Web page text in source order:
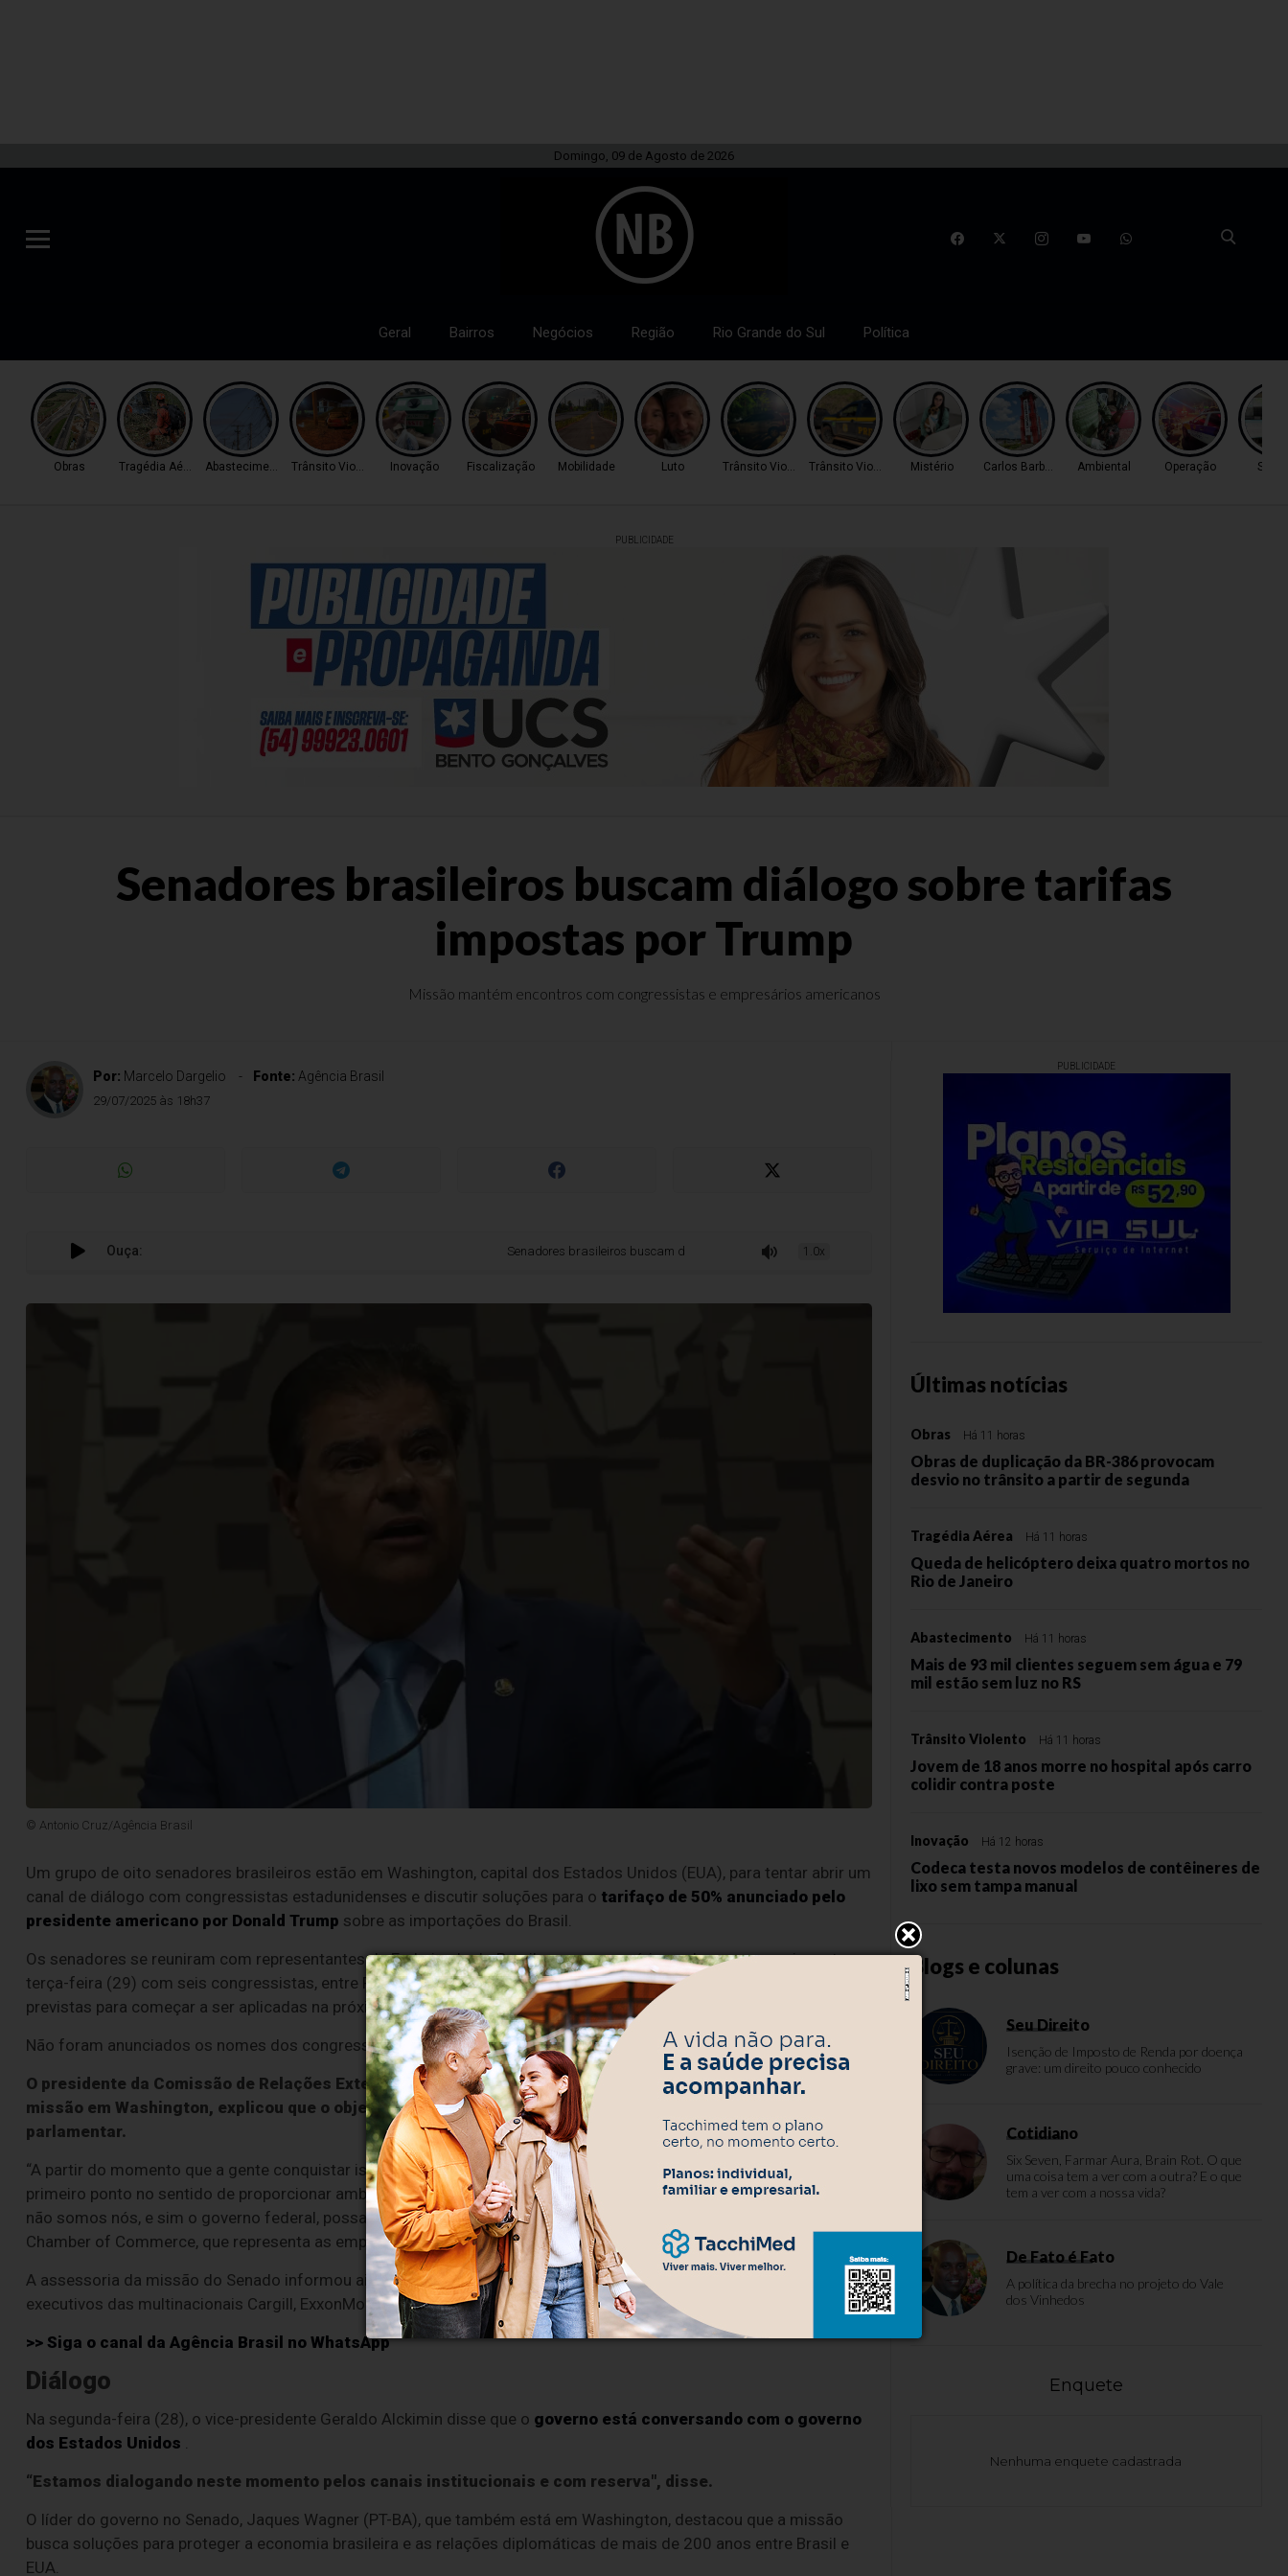
Domingo, 09 de Agosto de 2026
Geral Bairros Negócios Região Rio Grande do Sul Política
Obras Tragédia Aérea Abastecimento Trânsito Violento Inovação Fiscalização Mobilidade Luto Trânsito ViolentoTrânsito Violento Mistério Carlos Barbosa Ambiental Operação
PUBLICIDADE
Senadores brasileiros buscam diálogo sobre tarifas
impostas por Trump
Missão mantém encontros com congressistas e empresários americanos
Por: Marcelo Dargelio Fonte: Agência Brasil
29/07/2025 às 18h37
Ouça: Senadores brasileiros buscam diálogo sobre tarifas impostas por Trump
1.0x
© Antonio Cruz/Agência Brasil
Um grupo de oito senadores brasileiros estão em Washington, capital dos Estados Unidos (EUA), para tentar abrir um
canal de diálogo com congressistas estadunidenses e discutir soluções para o tarifaço de 50% anunciado pelo
presidente americano por Donald Trump sobre as importações do Brasil.
Os senadores se reuniram com representantes da Embaixada do Brasil, com empresários e devem se reunir nesta
terça-feira (29) com seis congressistas, entre Republicanos e Democratas, para discutir soluções para as tarifas,
previstas para começar a ser aplicadas na próxima sexta-feira (1º).
Não foram anunciados os nomes dos congressistas que vão receber os senadores brasileiros.
O presidente da Comissão de Relações Exteriores do Senado, Nelsinho Trad (PSD-MS) (Foto), que lidera a
missão em Washington, explicou que o objetivo é “distensionar” a relação com os Estados Unidos no âmbito
parlamentar.
“A partir do momento que a gente conquistar isso [o distensionamento], eu penso que a missão já vai ter o seu
primeiro ponto no sentido de proporcionar ambiente e caminho para que quem tenha prerrogativa de negociar, que
não somos nós, e sim o governo federal, possa assim fazer”, disse Trad após a reunião com membros da U.S.
Chamber of Commerce, que representa as empresas de todos os setores dos EUA.
A assessoria da missão do Senado informou ainda que os parlamentares se reuniram com representantes de
executivos das multinacionais Cargill, ExxonMobil, Johnson & Johnson, Caterpillar, entre outras.
>> Siga o canal da Agência Brasil no WhatsApp
Diálogo
Na segunda-feira (28), o vice-presidente Geraldo Alckimin disse que o governo está conversando com o governo
dos Estados Unidos .
“Estamos dialogando neste momento pelos canais institucionais e com reserva", disse.
O líder do governo no Senado, Jaques Wagner (PT-BA), que também está em Washington, destacou que a missão
busca soluções para proteger a economia brasileira e as relações diplomáticas de mais de 200 anos entre Brasil e
EUA.
PUBLICIDADE
Últimas notícias
Obras Há 11 horas
Obras de duplicação da BR-386 provocam
desvio no trânsito a partir de segunda
Tragédia Aérea Há 11 horas
Queda de helicóptero deixa quatro mortos no
Rio de Janeiro
Abastecimento Há 11 horas
Mais de 93 mil clientes seguem sem água e 79
mil estão sem luz no RS
Trânsito Violento Há 11 horas
Jovem de 18 anos morre no hospital após carro
colidir contra poste
Inovação Há 12 horas
Codeca testa novos modelos de contêineres de
lixo sem tampa manual
Blogs e colunas
Seu Direito
Isenção de Imposto de Renda por doença
grave: um direito pouco conhecido
Cotidiano
Six Seven, Farmar Aura, Brain Rot. O que
uma coisa tem a ver com a outra? E o que
tem a ver com a nossa vida?
De Fato é Fato
A política da brecha no projeto do Vale
dos Vinhedos
Enquete
Nenhuma enquete cadastrada